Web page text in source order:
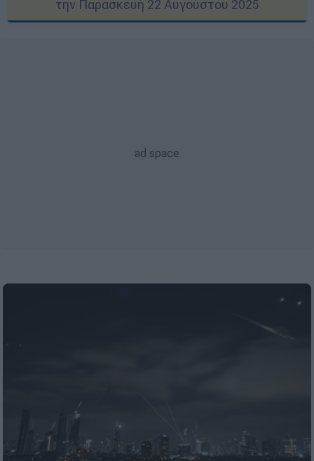
την Παρασκευή 22 Αυγούστου 2025